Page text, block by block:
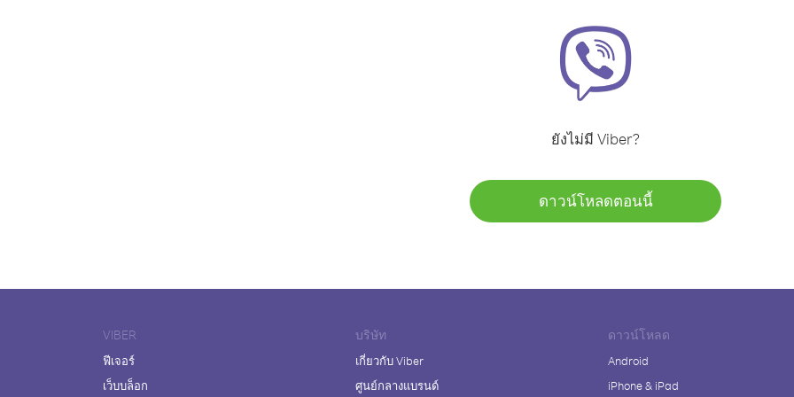
ยังไม่มี Viber?
ดาวน์โหลดตอนนี้
VIBER
ฟีเจอร์
เว็บบล็อก
บริษัท
เกี่ยวกับ Viber
ศูนย์กลางแบรนด์
ดาวน์โหลด
Android
iPhone & iPad